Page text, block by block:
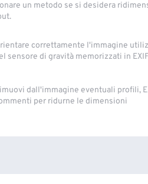
un metodo se si desidera
correttamente l'immagine
sensore di gravità memorizzati in EXIF
dall'immagine eventuali profili,
per ridurne le dimensioni